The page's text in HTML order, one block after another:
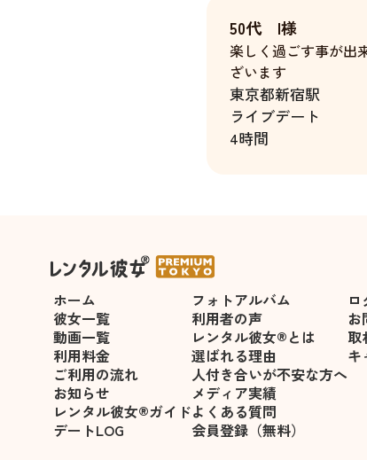
50代 I様
楽しく過ごす事が出
ざいます
東京都新宿駅
ライブデート
4時間
ホーム
彼女一覧
動画一覧
利用料金
ご利用の流れ
お知らせ
レンタル彼女®ガイド
デートLOG
フォトアルバム
利用者の声
レンタル彼女®とは
選ばれる理由
人付き合いが不安な方へ
メディア実績
よくある質問
会員登録（無料）
ロ
お
取
キ